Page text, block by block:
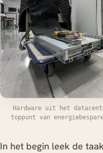
Hardware uit het
toppunt van
In het begin leek de